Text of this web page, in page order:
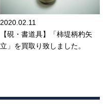
2020.02.11
【硯・書道具】「柿堤柄杓矢
立」を買取り致しました。